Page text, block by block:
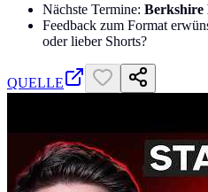
Nächste Termine: Berkshire
Feedback zum Format
oder lieber Shorts?
QUELLE